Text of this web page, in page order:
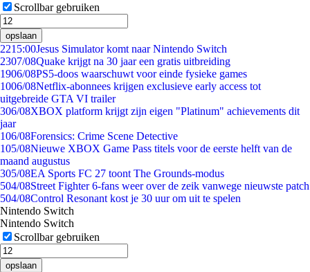
Scrollbar gebruiken
opslaan
2215:00Jesus Simulator komt naar Nintendo Switch
2307/08Quake krijgt na 30 jaar een gratis uitbreiding
1906/08PS5-doos waarschuwt voor einde fysieke games
1006/08Netflix-abonnees krijgen exclusieve early access tot
uitgebreide GTA VI trailer
306/08XBOX platform krijgt zijn eigen "Platinum" achievements dit
jaar
106/08Forensics: Crime Scene Detective
105/08Nieuwe XBOX Game Pass titels voor de eerste helft van de
maand augustus
305/08EA Sports FC 27 toont The Grounds-modus
504/08Street Fighter 6-fans weer over de zeik vanwege nieuwste patch
504/08Control Resonant kost je 30 uur om uit te spelen
Nintendo Switch
Nintendo Switch
Scrollbar gebruiken
opslaan